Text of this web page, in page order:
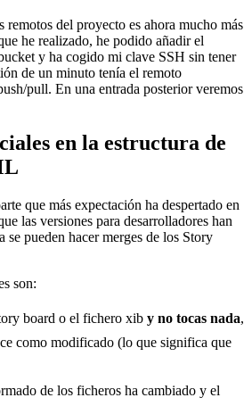
remotos del proyecto es ahora mucho más
he realizado, he podido añadir el
y ha cogido mi clave SSH sin tener
de un minuto tenía el remoto
pull. En una entrada posterior veremos
en la estructura de
que más expectación ha despertado en
las versiones para desarrolladores han
se pueden hacer merges de los Story
son:
board o el fichero xib y no tocas nada,
como modificado (lo que significa que
de los ficheros ha cambiado y el